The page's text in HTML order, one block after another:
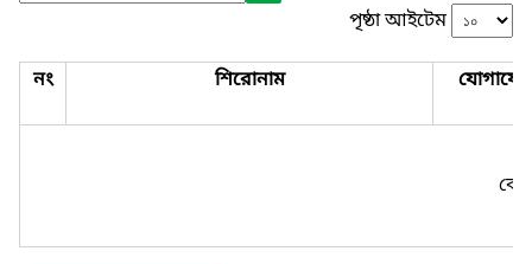
পৃষ্ঠা আইটেম
নং শিরোনাম